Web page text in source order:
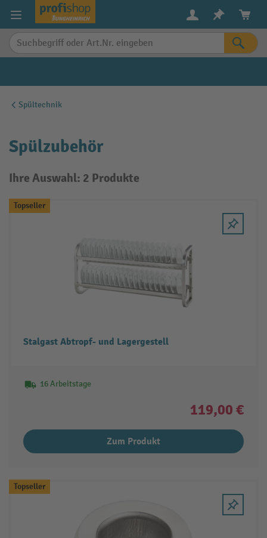
springen
Spültechnik
Spülzubehör
Ihre Auswahl: 2 Produkte
Topseller
Stalgast Abtropf- und Lagergestell
16 Arbeitstage
119,00 €
Zum Produkt
Topseller